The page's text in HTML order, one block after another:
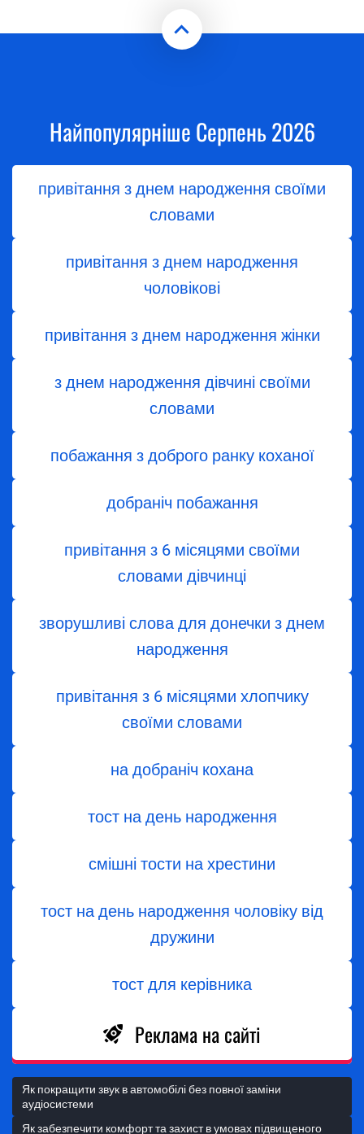
Найпопулярніше Серпень 2026
привітання з днем народження своїми
словами
привітання з днем народження
чоловікові
привітання з днем ​​народження жінки
з днем ​​народження дівчині своїми
словами
побажання з доброго ранку коханої
добраніч побажання
привітання з 6 місяцями своїми
словами дівчинці
зворушливі слова для донечки з днем
народження
привітання з 6 місяцями хлопчику
своїми словами
на добраніч кохана
тост на день народження
смішні тости на хрестини
тост на день народження чоловіку від
дружини
тост для керівника
Реклама на сайті
Як покращити звук в автомобілі без повної заміни
аудіосистеми
Як забезпечити комфорт та захист в умовах підвищеного